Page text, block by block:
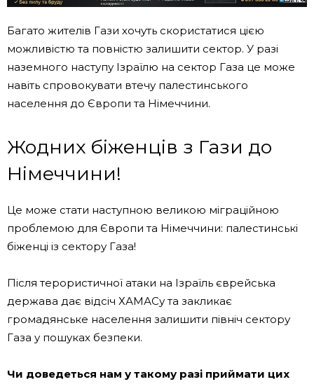
Багато жителів Гази хочуть скористатися цією
можливістю та повністю залишити сектор. У разі
наземного наступу Ізраїлю на сектор Газа це може
навіть спровокувати втечу палестинського
населення до Європи та Німеччини.
Жодних біженців з Гази до
Німеччини!
Це може стати наступною великою міграційною
проблемою для Європи та Німеччини: палестинські
біженці із сектору Газа!
Після терористичної атаки на Ізраїль єврейська
держава дає відсіч ХАМАСу та закликає
громадянське населення залишити північ сектору
Газа у пошуках безпеки.
Чи доведеться нам у такому разі приймати цих